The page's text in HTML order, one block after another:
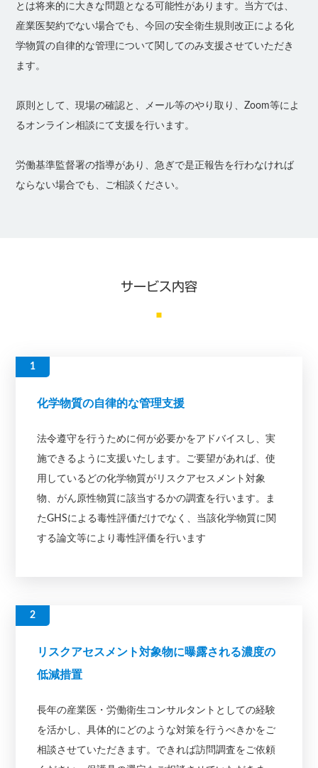
とは将来的に大きな問題となる可能性があります。当方では、
産業医契約でない場合でも、今回の安全衛生規則改正による化
学物質の自律的な管理について関してのみ支援させていただき
ます。
原則として、現場の確認と、メール等のやり取り、Zoom等によ
るオンライン相談にて支援を行います。
労働基準監督署の指導があり、急ぎで是正報告を行わなければ
ならない場合でも、ご相談ください。
サービス内容
化学物質の自律的な管理支援
法令遵守を行うために何が必要かをアドバイスし、実
施できるように支援いたします。ご要望があれば、使
用しているどの化学物質がリスクアセスメント対象
物、がん原性物質に該当するかの調査を行います。ま
たGHSによる毒性評価だけでなく、当該化学物質に関
する論文等により毒性評価を行います
リスクアセスメント対象物に曝露される濃度の
低減措置
長年の産業医・労働衛生コンサルタントとしての経験
を活かし、具体的にどのような対策を行うべきかをご
相談させていただきます。できれば訪問調査をご依頼